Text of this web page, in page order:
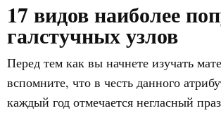
17 видов наиболее
галстучных узлов
Перед тем как вы начнете изучать
вспомните, что в честь данного
каждый год отмечается негласный